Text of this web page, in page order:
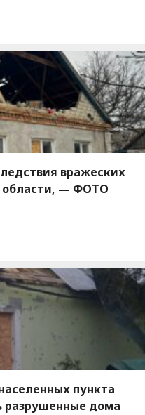
вражеских
области, — ФОТО
пункта
разрушенные дома